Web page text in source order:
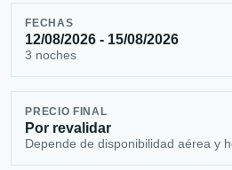
FECHAS
12/08/2026 - 15/08/2026
3 noches
PRECIO FINAL
Por revalidar
Depende de disponibilidad aérea y